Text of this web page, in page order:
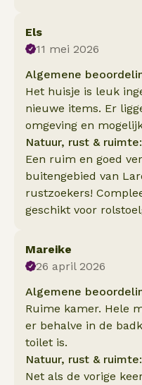
Els
11 mei 2026
Algemene
Het huisje is leuk
nieuwe items. Er
omgeving en
Natuur, rust &
Een ruim en goed
buitengebied van
rustzoekers!
geschikt voor
Mareike
26 april 2026
Algemene
Ruime kamer. Hele
er behalve in de
toilet is.
Natuur, rust &
Net als de vorige